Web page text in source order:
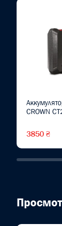
CROWN
3850 ₴